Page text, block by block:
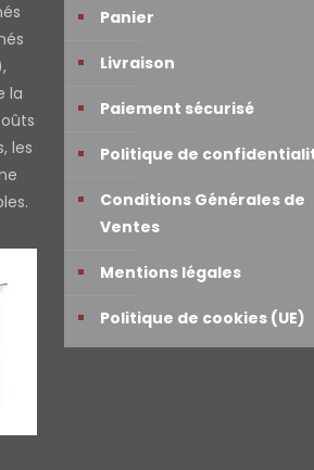
la
les
Panier
Livraison
Paiement sécurisé
Politique de
Conditions Générales de
Ventes
Mentions légales
Politique de cookies (UE)